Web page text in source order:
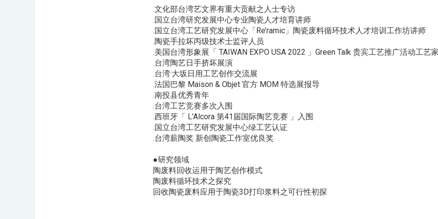
.文化部台湾艺文界有重大贡献之人士专访
.国立台湾研究发展中心专业陶瓷人才培育讲师
.国立台湾工艺研究发展中心「Re’ramic」陶瓷废料循环技术人才培训工作坊讲师
.陶瓷手拉坏丙级技术士监评人员
.美国台湾形象展「 TAIWAN EXPO USA 2022 」Green Talk 贵宾工艺推广活动工艺
.台湾陶艺日手挤坏展演
.台湾·大坂日用工艺创作交流展
.法国巴黎 Maison & Objet 官方 MOM 特选展报导
.南投县优秀青年
.台湾工艺竞赛多次入围
.西班牙「 L’Alcora 第41届国际陶艺竞赛 」入围
.国立台湾工艺研究发展中心绿工艺认证
.台湾薪陶奖 新创陶瓷工作室优良奖
●研究领域
陶废料回收运用于陶艺创作模式
陶废料循环技术之探究
回收陶瓷废料应用于陶瓷3D打印浆料之可行性初探